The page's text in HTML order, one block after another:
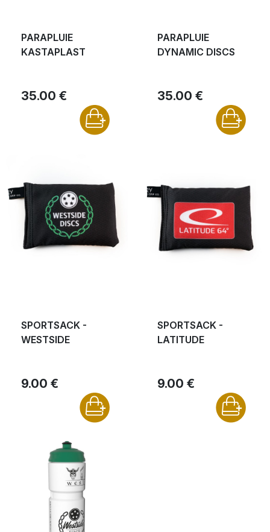
PARAPLUIE
KASTAPLAST
35.00 €
PARAPLUIE
DYNAMIC DISCS
35.00 €
SPORTSACK -
WESTSIDE
9.00 €
SPORTSACK -
LATITUDE
9.00 €